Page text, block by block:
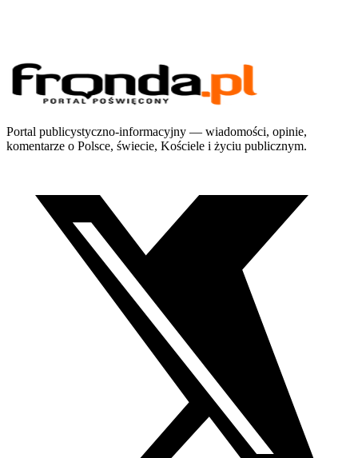
Portal publicystyczno-informacyjny — wiadomości, opinie,
komentarze o Polsce, świecie, Kościele i życiu publicznym.